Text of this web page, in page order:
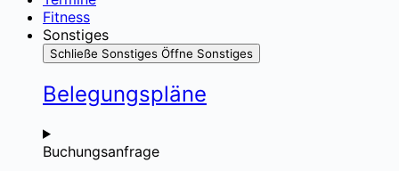
Fitness
Sonstiges
Schließe Sonstiges Öffne Sonstiges
Belegungspläne
Buchungsanfrage